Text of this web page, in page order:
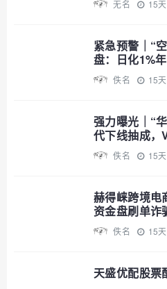
无名 15
紧急预警｜“
盘：日化1%
案过亿，已
怎么崩的，它
佚名 15
强力曝光｜“
代下线抽成
不是助农，这
佚名 15
赫得崃跨境电
资金盘刷单诈
佚名 15
天盛优配股票